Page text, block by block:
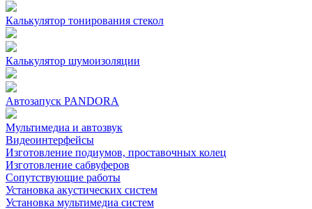
Калькулятор тонирования стекол
Калькулятор шумоизоляции
Автозапуск PANDORA
Мультимедиа и автозвук
Видеоинтерфейсы
Изготовление подиумов, проставочных колец
Изготовление сабвуферов
Сопутствующие работы
Установка акустических систем
Установка мультимедиа систем